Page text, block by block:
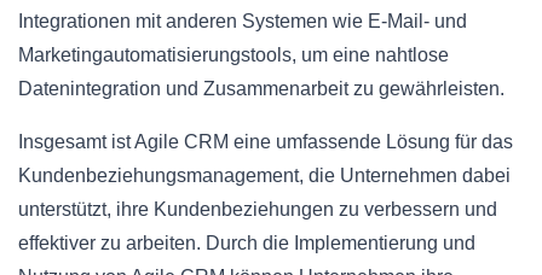
Integrationen mit anderen Systemen wie E-Mail- und
Marketingautomatisierungstools, um eine nahtlose
Datenintegration und Zusammenarbeit zu gewährleisten.
Insgesamt ist Agile CRM eine umfassende Lösung für das
Kundenbeziehungsmanagement, die Unternehmen dabei
unterstützt, ihre Kundenbeziehungen zu verbessern und
effektiver zu arbeiten. Durch die Implementierung und